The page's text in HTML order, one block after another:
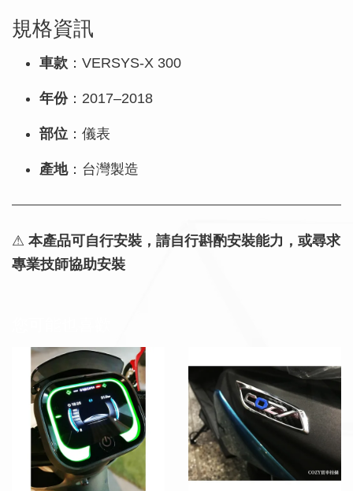
規格資訊
車款 ：VERSYS-X 300
年份：2017–2018
部位 ：儀表
產地：台灣製造
⚠ 本產品可自行安裝，請自行斟酌安裝能力，或尋求
專業技師協助安裝